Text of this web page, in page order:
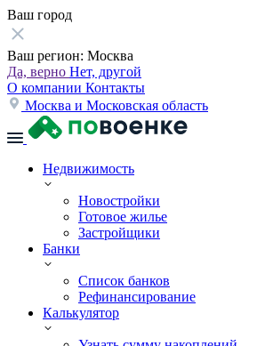
Ваш город
Ваш регион: Москва
Да, верно Нет, другой
О компании Контакты
Москва и Московская область
Недвижимость
Новостройки
Готовое жилье
Застройщики
Банки
Список банков
Рефинансирование
Калькулятор